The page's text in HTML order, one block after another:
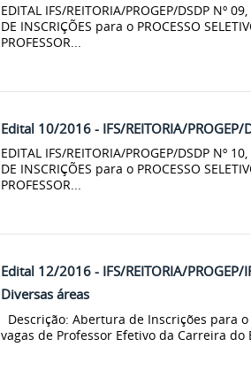
EDITAL IFS/REITORIA/PROGEP/DSDP Nº
DE INSCRIÇÕES para o PROCESSO
PROFESSOR...
Edital 10/2016 - IFS/REITORIA/PROGEP/
EDITAL IFS/REITORIA/PROGEP/DSDP Nº
DE INSCRIÇÕES para o PROCESSO
PROFESSOR...
Edital 12/2016 - IFS/REITORIA/
Diversas áreas
Descrição: Abertura de Inscrições para
vagas de Professor Efetivo da Carreira do